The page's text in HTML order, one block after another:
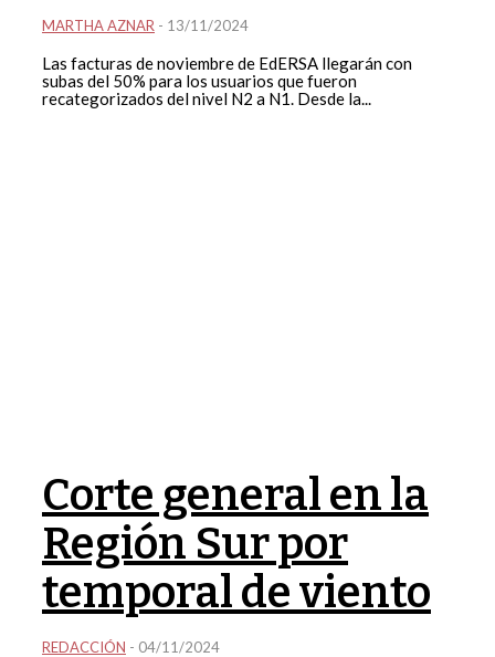
MARTHA AZNAR - 13/11/2024
Las facturas de noviembre de EdERSA llegarán con
subas del 50% para los usuarios que fueron
recategorizados del nivel N2 a N1. Desde la...
Corte general en la
Región Sur por
temporal de viento
REDACCIÓN - 04/11/2024